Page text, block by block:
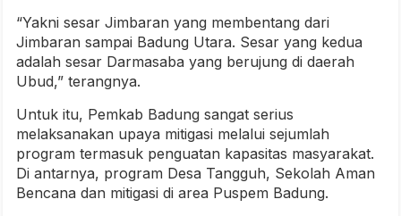
“Yakni sesar Jimbaran yang membentang dari
Jimbaran sampai Badung Utara. Sesar yang kedua
adalah sesar Darmasaba yang berujung di daerah
Ubud,” terangnya.
Untuk itu, Pemkab Badung sangat serius
melaksanakan upaya mitigasi melalui sejumlah
program termasuk penguatan kapasitas masyarakat.
Di antarnya, program Desa Tangguh, Sekolah Aman
Bencana dan mitigasi di area Puspem Badung.